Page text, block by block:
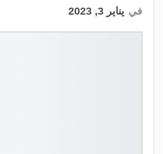
في يناير 3, 2023